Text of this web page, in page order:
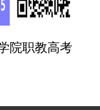
院职教高考